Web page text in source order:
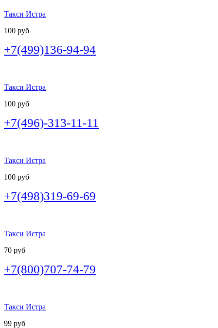
Такси Истра
100 руб
+7(499)136-94-94
Такси Истра
100 руб
+7(496)-313-11-11
Такси Истра
100 руб
+7(498)319-69-69
Такси Истра
70 руб
+7(800)707-74-79
Такси Истра
99 руб